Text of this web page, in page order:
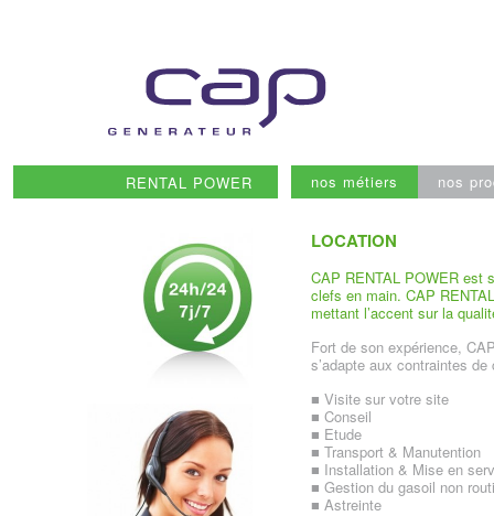
RENTAL POWER nos métiers nos
LOCATION
CAP RENTAL POWER est
clefs en main. CAP
mettant l’accent sur la
Fort de son expérience,
s’adapte aux contraintes
■ Visite sur votre site
■ Conseil
■ Etude
■ Transport & Manutention
■ Installation & Mise en
■ Gestion du gasoil non
■ Astreinte